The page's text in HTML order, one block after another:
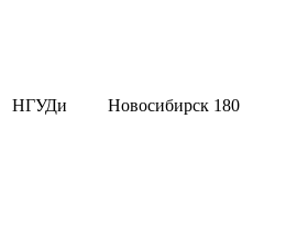
НГУДи Новосибирск 180